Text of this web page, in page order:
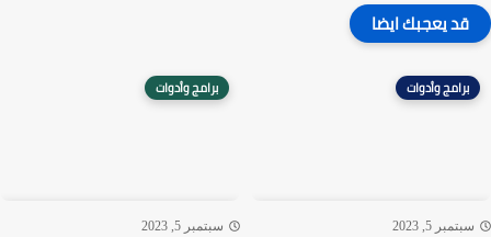
قد يعجبك ايضا
برامج وأدوات
5, 2023
برامج وأدوات
سبتمبر 5, 2023